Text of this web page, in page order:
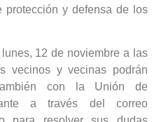
protección y defensa de los
12 de noviembre a las
vecinos y vecinas podrán
con la Unión de
a través del correo